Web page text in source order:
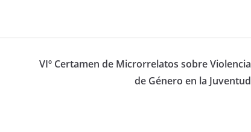
VIº Certamen de Microrrelatos sobre Violencia
de Género en la Juventud